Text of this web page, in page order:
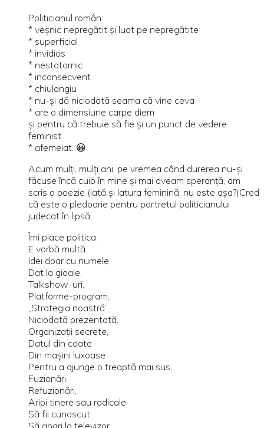
Politicianul român:
* veşnic nepregătit şi luat pe nepregătite
* superficial
* invidios
* nestatornic
* inconsecvent
* chiulangiu
* nu-şi dă niciodată seama că vine ceva
* are o dimensiune carpe diem
şi pentru că trebuie să fie şi un punct de vedere
feminist
* afemeiat. 😀
Acum mulţi, mulţi ani, pe vremea când durerea nu-şi
făcuse încă cuib în mine şi mai aveam speranţă, am
scris o poezie (iată şi latura feminină, nu este aşa?)Cred
că este o pledoarie pentru portretul politicianului
judecat în lipsă.
Îmi place politica.
E vorbă multă.
Idei doar cu numele,
Dat la gioale,
Talkshow-uri,
Platforme-program,
„Strategia noastră”,
Niciodată prezentată,
Organizaţii secrete,
Datul din coate
Din maşini luxoase
Pentru a ajunge o treaptă mai sus,
Fuzionări,
Refuzionări,
Aripi tinere sau radicale,
Să fii cunoscut,
Să apari la televizor,